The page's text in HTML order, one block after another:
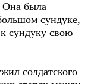
Она была
сундуке,
сундуку свою
солдатского